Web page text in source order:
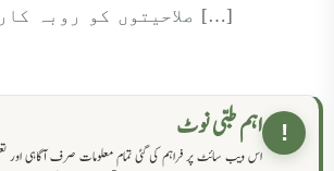
صلاحیتوں کو روبہ کار لانے کے اہل ہو […]
! اہم طبی نوٹ
اس ویب سائٹ پر فراہم کی گئی تمام معلومات صرف آگاہی اور